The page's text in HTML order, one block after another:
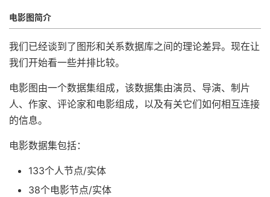
电影图简介
我们已经谈到了图形和关系数据库之间的理论差异。现在让
我们开始看一些并排比较。
电影图由一个数据集组成，该数据集由演员、导演、制片
人、作家、评论家和电影组成，以及有关它们如何相互连接
的信息。
电影数据集包括：
133个人节点/实体
38个电影节点/实体